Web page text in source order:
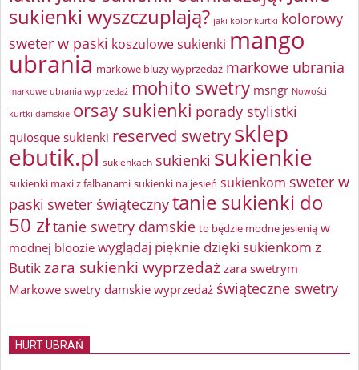
sukienki wyszczuplają? jaki kolor kurtki kolorowy
sweter w paski koszulowe sukienki mango
ubrania markowe bluzy wyprzedaż markowe ubrania
markowe ubrania wyprzedaż mohito swetry msngr Nowości
kurtki damskie orsay sukienki porady stylistki
quiosque sukienki reserved swetrysklep
ebutik.pl sukienkach sukienki sukienkie
sukienki maxi z falbanami sukienki na jesień sukienkom sweter w
paski sweter świątecznytanie sukienki do
50 złtanie swetry damskie to będzie modne jesienią w
modnej bloozie wyglądaj pięknie dzięki sukienkom z
Butikzara sukienki wyprzedażzara swetrym
Markowe swetry damskie wyprzedaż świąteczne swetry
HURT UBRAŃ